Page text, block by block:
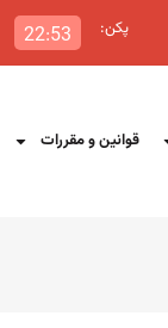
پکن: 22:53
قوانین و مقررات